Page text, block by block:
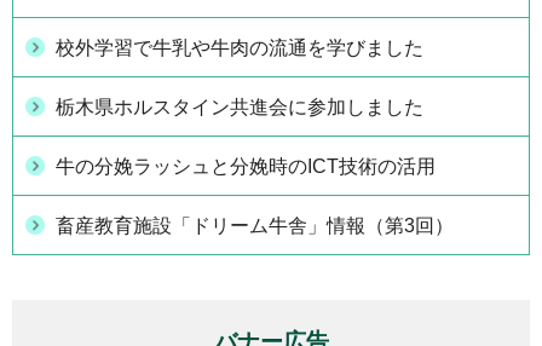
校外学習で牛乳や牛肉の流通を学びました
栃木県ホルスタイン共進会に参加しました
牛の分娩ラッシュと分娩時のICT技術の活用
畜産教育施設「ドリーム牛舎」情報（第3回）